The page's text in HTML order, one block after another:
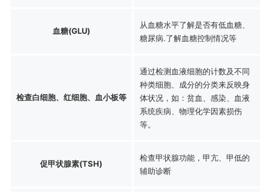
血糖(GLU)
从血糖水平了解是否有低血糖、
糖尿病.了解血糖控制情况等
检查白细胞、红细胞、血小板等
通过检测血液细胞的计数及不同
种类细胞、成分的分类来反映身
体状况，如：贫血、感染、血液
系统疾病、物理化学因素损伤
等。
促甲状腺素(TSH)
检查甲状腺功能，甲亢、甲低的
辅助诊断